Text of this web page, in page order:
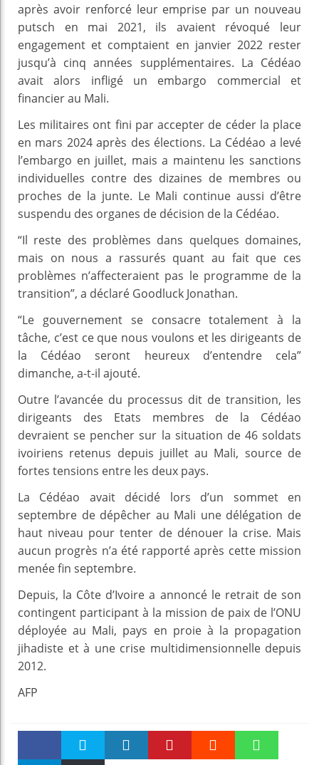
après avoir renforcé leur emprise par un nouveau
putsch en mai 2021, ils avaient révoqué leur
engagement et comptaient en janvier 2022 rester
jusqu’à cinq années supplémentaires. La Cédéao
avait alors infligé un embargo commercial et
financier au Mali.
Les militaires ont fini par accepter de céder la place
en mars 2024 après des élections. La Cédéao a levé
l’embargo en juillet, mais a maintenu les sanctions
individuelles contre des dizaines de membres ou
proches de la junte. Le Mali continue aussi d’être
suspendu des organes de décision de la Cédéao.
“Il reste des problèmes dans quelques domaines,
mais on nous a rassurés quant au fait que ces
problèmes n’affecteraient pas le programme de la
transition”, a déclaré Goodluck Jonathan.
“Le gouvernement se consacre totalement à la
tâche, c’est ce que nous voulons et les dirigeants de
la Cédéao seront heureux d’entendre cela”
dimanche, a-t-il ajouté.
Outre l’avancée du processus dit de transition, les
dirigeants des Etats membres de la Cédéao
devraient se pencher sur la situation de 46 soldats
ivoiriens retenus depuis juillet au Mali, source de
fortes tensions entre les deux pays.
La Cédéao avait décidé lors d’un sommet en
septembre de dépêcher au Mali une délégation de
haut niveau pour tenter de dénouer la crise. Mais
aucun progrès n’a été rapporté après cette mission
menée fin septembre.
Depuis, la Côte d’Ivoire a annoncé le retrait de son
contingent participant à la mission de paix de l’ONU
déployée au Mali, pays en proie à la propagation
jihadiste et à une crise multidimensionnelle depuis
2012.
AFP